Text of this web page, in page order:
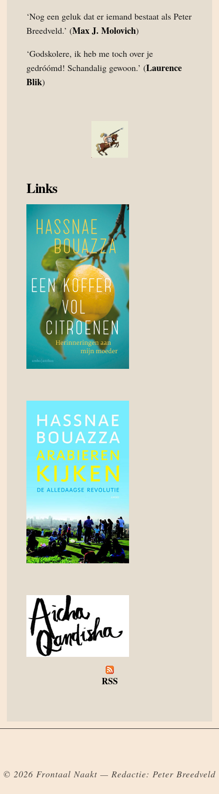
‘Nog een geluk dat er iemand bestaat als Peter
Breedveld.’ (Max J. Molovich)
‘Godskolere, ik heb me toch over je
gedróómd! Schandalig gewoon.’ (Laurence
Blik)
Links
RSS
© 2026 Frontaal Naakt — Redactie: Peter Breedveld